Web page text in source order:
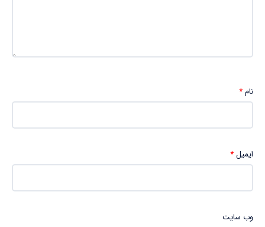
نام*
ایمیل*
وب‌ سایت